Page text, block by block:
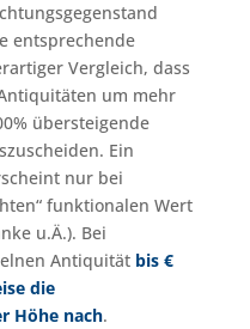
entsprechende
Vergleich, dass
um mehr
übersteigende
Ein
nur bei
funktionalen Wert
u.Ä.). Bei
Antiquität bis €
die
Höhe nach.